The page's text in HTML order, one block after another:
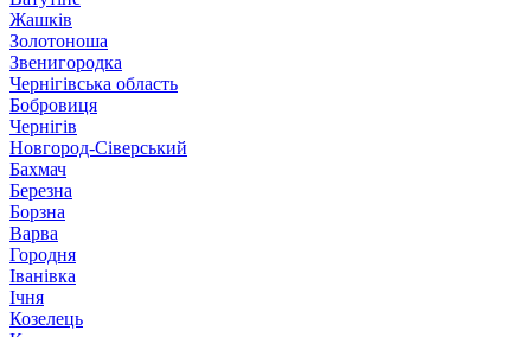
Жашків
Золотоноша
Звенигородка
Чернігівська область
Бобровиця
Чернігів
Новгород-Сіверський
Бахмач
Березна
Борзна
Варва
Городня
Іванівка
Ічня
Козелець